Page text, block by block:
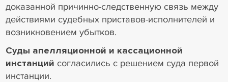
доказанной причинно-следственную связь между
действиями судебных приставов-исполнителей и
возникновением убытков.
Суды апелляционной и кассационной
инстанций согласились с решением суда первой
инстанции.